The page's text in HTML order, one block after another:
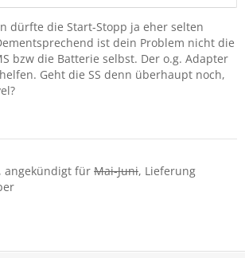
dürfte die Start-Stopp ja eher selten
ist dein Problem nicht die
bzw die Batterie selbst. Der o.g. Adapter
Geht die SS denn überhaupt noch,
angekündigt für Mai-Juni, Lieferung